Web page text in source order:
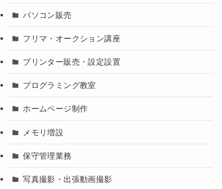
パソコン販売
フリマ・オークション講座
プリンター販売・設定設置
プログラミング教室
ホームページ制作
メモリ増設
保守管理業務
写真撮影・出張動画撮影